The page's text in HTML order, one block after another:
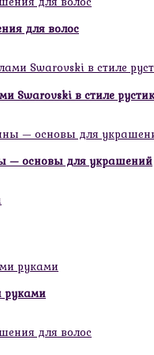
для волос
Swarovski в стиле рустик
— основы для украшений
руками